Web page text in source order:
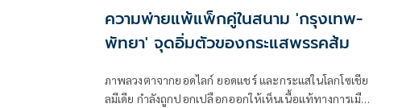
ความพ่ายแพ้แพ็กคู่ในสนาม 'กรุงเทพ-
พัทยา' จุดอิ่มตัวของกระแสพรรคส้ม
ภาพลวงตาจากยอดไลก์ ยอดแชร์ และกระแสในโลกโซเชีย
ลมีเดีย กำลังถูกปอกเปลือกออกให้เห็นเนื้อแท้ทางการเมือง